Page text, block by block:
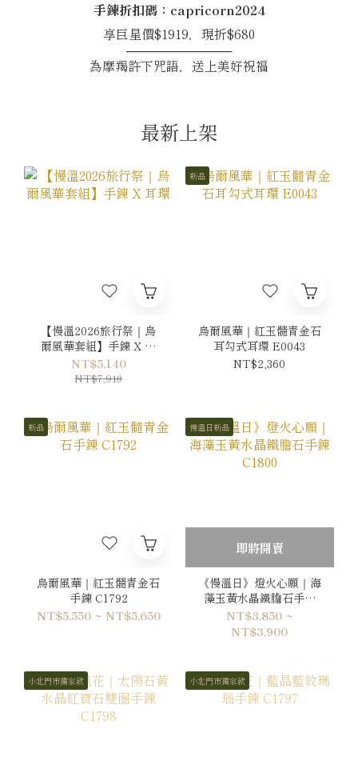
手鍊折扣碼：capricorn2024
享巨星價$1919，現折$680
────────────
為摩羯許下咒語，送上美好祝福
最新上架
【慢溫2026旅行祭｜烏
爾風華套組】手鍊 X 耳
環
NT$5,140
NT$7,910
新品
烏爾風華｜紅玉髓青金石
耳勾式耳環 E0043
NT$2,360
新品
烏爾風華｜紅玉髓青金石
手鍊 C1792
NT$5,550 ~ NT$5,650
慢溫日新品
即將開賣
《慢溫日》燈火心願｜海
藻玉黃水晶鐵膽石手鍊
C1800
NT$3,850 ~
NT$3,900
小北門市獨家款 小北門市獨家款